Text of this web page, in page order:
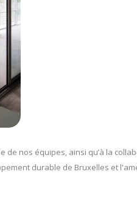
de nos équipes, ainsi qu’à la
durable de Bruxelles et